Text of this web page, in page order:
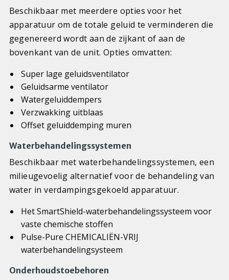
Beschikbaar met meerdere opties voor het
apparatuur om de totale geluid te verminderen die
gegenereerd wordt aan de zijkant of aan de
bovenkant van de unit. Opties omvatten:
Super lage geluidsventilator
Geluidsarme ventilator
Watergeluiddempers
Verzwakking uitblaas
Offset geluiddemping muren
Waterbehandelingssystemen
Beschikbaar met waterbehandelingssystemen, een
milieugevoelig alternatief voor de behandeling van
water in verdampingsgekoeld apparatuur.
Het SmartShield-waterbehandelingssysteem voor
vaste chemische stoffen
Pulse-Pure CHEMICALIËN-VRIJ
waterbehandelingsysteem
Onderhoudstoebehoren